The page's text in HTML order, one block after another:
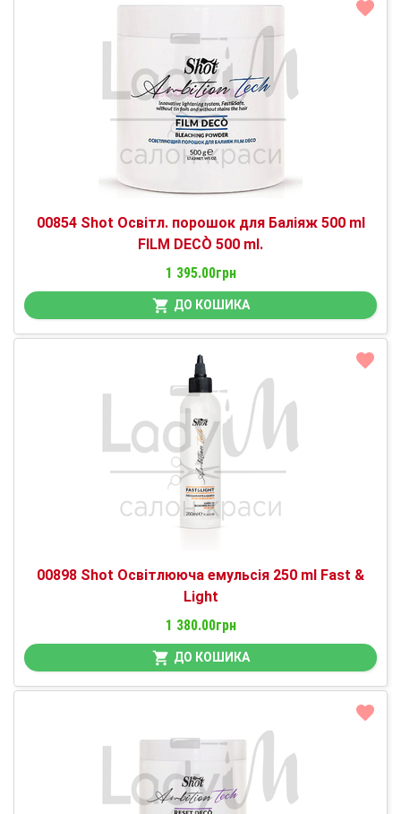
00854 Shot Освітл. порошок для Баліяж 500 ml
FILM DECÒ 500 ml.
1 395.00грн
ДО КОШИКА
00898 Shot Освітлююча емульсія 250 ml Fast &
Light
1 380.00грн
ДО КОШИКА